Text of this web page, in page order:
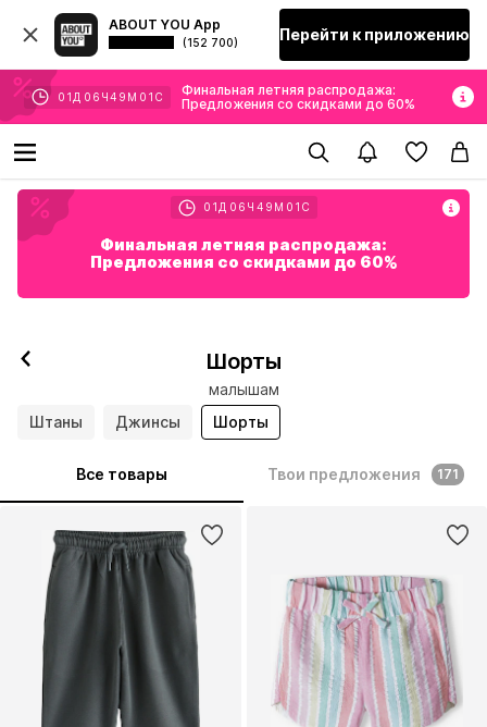
ABOUT YOU App
(152 700) Перейти к приложению
01 Д 06 Ч48 М 59 С
Финальная летняя распродажа:
Предложения со скидками до 60%
01 Д 06 Ч 48 М 59 С
Финальная летняя распродажа:
Предложения со скидками до 60%
Шорты
малышам
Штаны
Джинсы Шорты
Все товары Твои предложения 171